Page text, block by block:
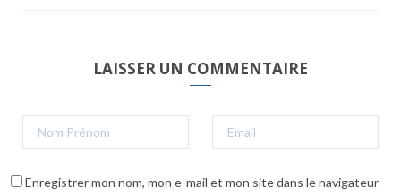
LAISSER UN COMMENTAIRE
Enregistrer mon nom, mon e-mail et mon site dans le navigateur